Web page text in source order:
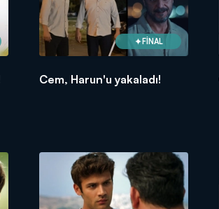
FİNAL
Cem, Harun'u yakaladı!